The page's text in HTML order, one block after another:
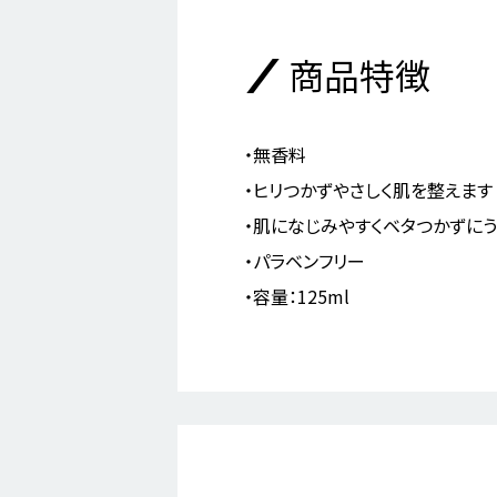
商品特徴
無香料
ヒリつかずやさしく肌を整えます
肌になじみやすくベタつかずに
パラベンフリー
容量：125ml